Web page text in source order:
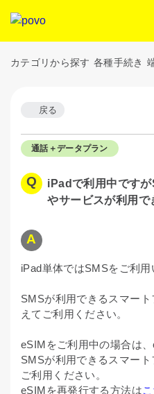
カテゴリから探す 各種手続き
戻る
通話＋データプラン
iPadで利用中です
やサービスが利用で
iPad単体ではSMSをご利用
SMSが利用できるスマー
えてご利用ください。
eSIMをご利用中の場合は
SMSが利用できるスマート
ご利用ください。
eSIMを再発行する方法は